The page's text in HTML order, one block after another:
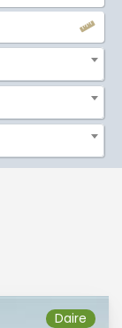
Daire